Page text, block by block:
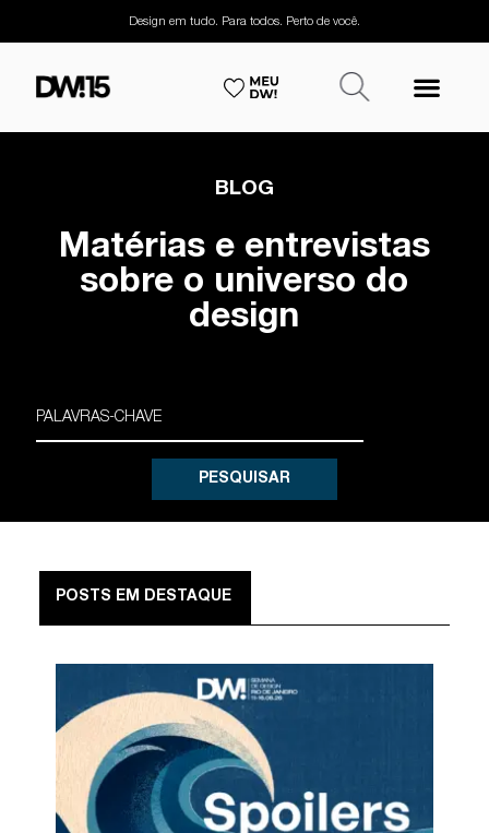
Design em tudo. Para todos. Perto de você.
BLOG
Matérias e entrevistas
sobre o universo do
design
PESQUISAR
POSTS EM DESTAQUE